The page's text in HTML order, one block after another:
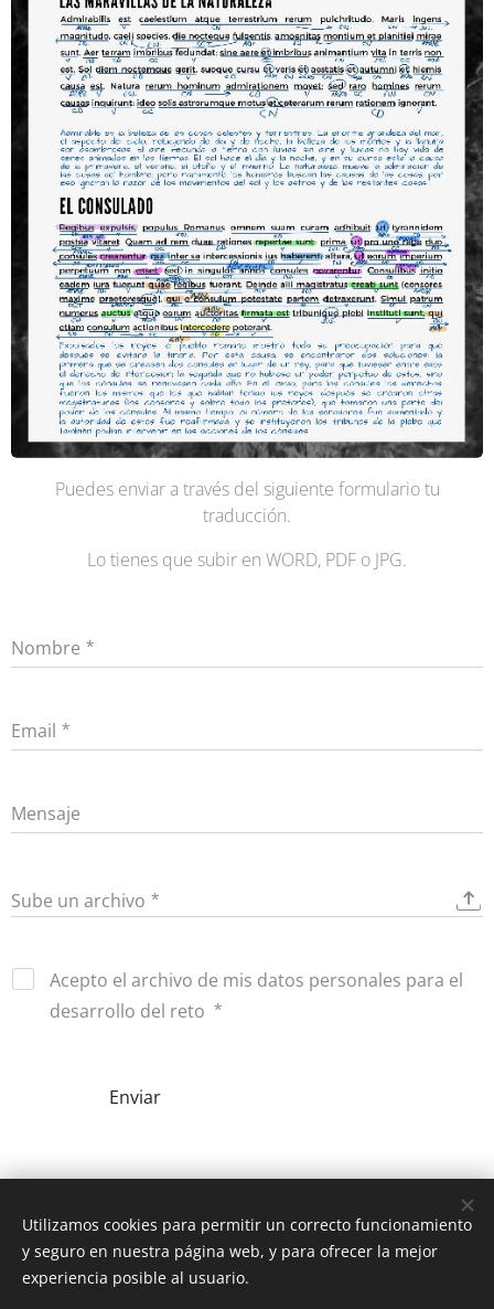
Puedes enviar a través del siguiente formulario tu
traducción.
Lo tienes que subir en WORD, PDF o JPG.
Nombre
Email
Mensaje
Sube un archivo
Acepto el archivo de mis datos personales para el
desarrollo del reto
Enviar
Utilizamos cookies para permitir un correcto funcionamiento
y seguro en nuestra página web, y para ofrecer la mejor
experiencia posible al usuario.